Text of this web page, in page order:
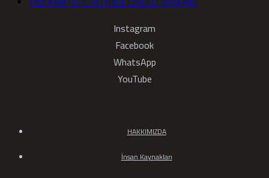
Instagram
Facebook
WhatsApp
YouTube
HAKKIMIZDA
İnsan Kaynakları